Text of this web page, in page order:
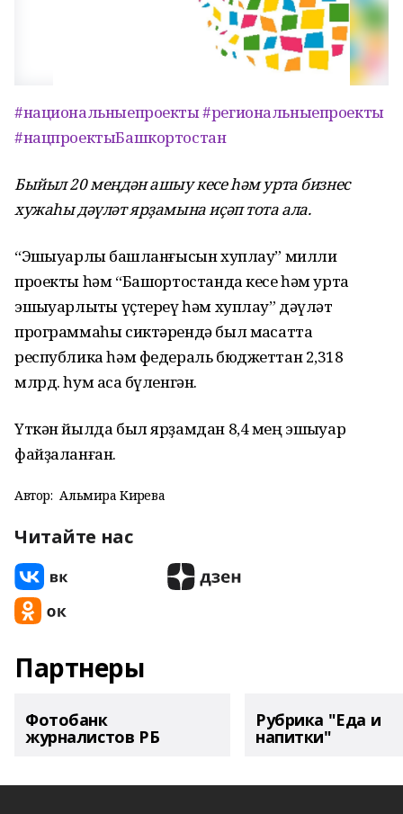
#национальныепроекты#региональныепроекты
#нацпроектыБашкортостан
Быйыл 20 меңдән ашыу кесе һәм урта бизнес
хужаһы дәүләт ярҙамына иҫәп тота ала.
“Эшҡыуарлыҡ башланғысын хуплау” милли
проекты һәм “Башҡортостанда кесе һәм урта
эшҡыуарлыҡты үҫтереү һәм хуплау” дәүләт
программаһы сиктәрендә был маҡсатта
республика һәм федераль бюджеттан 2,318
млрд. һум аҡса бүленгән.
Үткән йылда был ярҙамдан 8,4 мең эшҡыуар
файҙаланған.
Автор: Альмира Кирәева
Читайте нас
Партнеры
Фотобанк
журналистов РБ
Рубрика "Еда и
напитки"